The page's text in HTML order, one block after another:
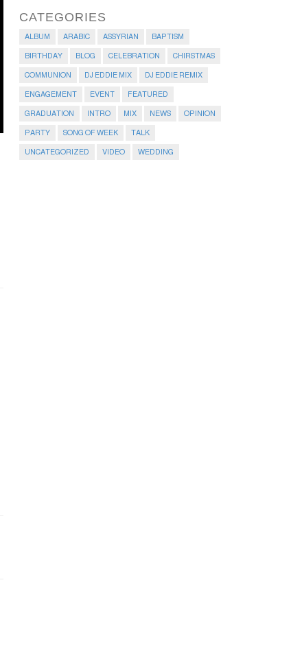
CATEGORIES
ALBUM ARABIC ASSYRIAN BAPTISM
BIRTHDAY BLOG CELEBRATION CHIRSTMAS
COMMUNION DJ EDDIE MIX DJ EDDIE REMIX
ENGAGEMENT EVENT FEATURED
GRADUATION INTRO MIX NEWS OPINION
PARTY SONG OF WEEK TALK
UNCATEGORIZED VIDEO WEDDING